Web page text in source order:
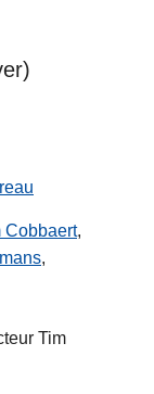
Cobbaert,
,
Tim